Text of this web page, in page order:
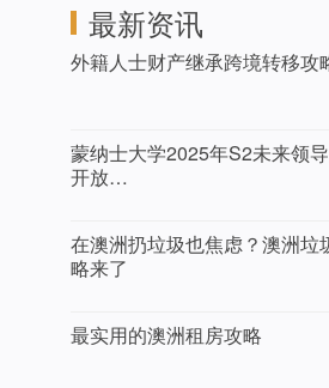
最新资讯
外籍人士财产继承跨境转移攻
蒙纳士大学2025年S2未来领
开放…
在澳洲扔垃圾也焦虑？澳洲垃
略来了
最实用的澳洲租房攻略